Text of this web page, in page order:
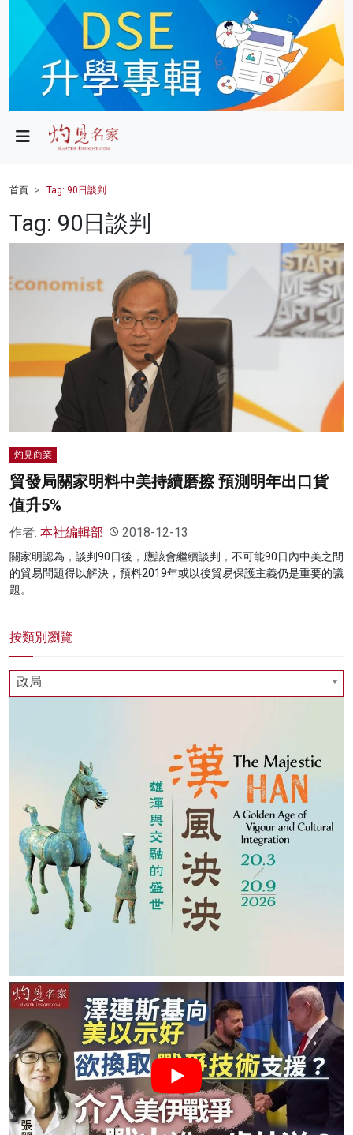
政局
財經
健康
商業
影片
名家榜
灼見活動
首頁 Tag: 90日談判
Tag: 90日談判
灼見商業
貿發局關家明料中美持續磨擦 預測明年出口貨
值升5%
作者: 本社編輯部 2018-12-13
關家明認為，談判90日後，應該會繼續談判，不可能90日內中美之間
的貿易問題得以解決，預料2019年或以後貿易保護主義仍是重要的議
題。
按類別瀏覽
政局